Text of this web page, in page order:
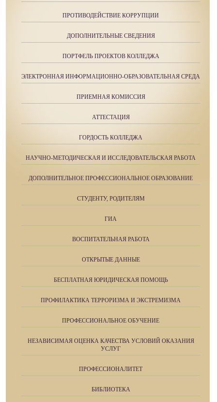
ПРОТИВОДЕЙСТВИЕ КОРРУПЦИИ
ДОПОЛНИТЕЛЬНЫЕ СВЕДЕНИЯ
ПОРТФЕЛЬ ПРОЕКТОВ КОЛЛЕДЖА
ЭЛЕКТРОННАЯ ИНФОРМАЦИОННО-ОБРАЗОВАТЕЛЬНАЯ СРЕДА
ПРИЕМНАЯ КОМИССИЯ
АТТЕСТАЦИЯ
ГОРДОСТЬ КОЛЛЕДЖА
НАУЧНО-МЕТОДИЧЕСКАЯ И ИССЛЕДОВАТЕЛЬСКАЯ РАБОТА
ДОПОЛНИТЕЛЬНОЕ ПРОФЕССИОНАЛЬНОЕ ОБРАЗОВАНИЕ
СТУДЕНТУ, РОДИТЕЛЯМ
ГИА
ВОСПИТАТЕЛЬНАЯ РАБОТА
ОТКРЫТЫЕ ДАННЫЕ
БЕСПЛАТНАЯ ЮРИДИЧЕСКАЯ ПОМОЩЬ
ПРОФИЛАКТИКА ТЕРРОРИЗМА И ЭКСТРЕМИЗМА
ПРОФЕССИОНАЛЬНОЕ ОБУЧЕНИЕ
НЕЗАВИСИМАЯ ОЦЕНКА КАЧЕСТВА УСЛОВИЙ ОКАЗАНИЯ
УСЛУГ
ПРОФЕССИОНАЛИТЕТ
БИБЛИОТЕКА